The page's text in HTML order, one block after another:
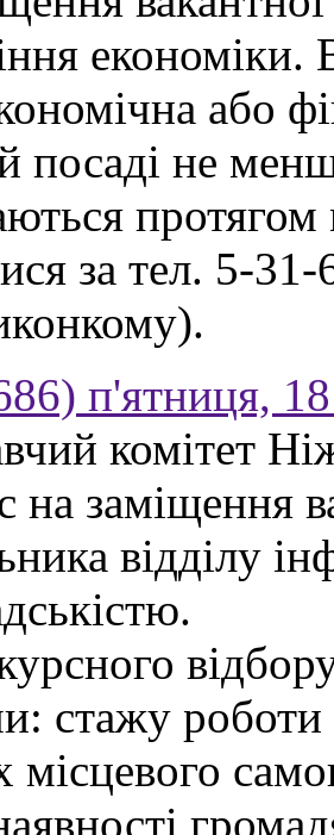
економіки.
або
посаді не
протягом
за тел. 5-
п'ятниця,
комітет
на заміщення
відділу
стажу
місцевого